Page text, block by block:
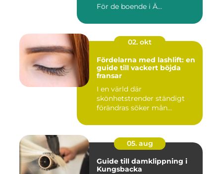
För de boende i Ä...
02. okt
Fördelarna med lashlift: en
guide till vackert böjda
fransar
I en värld där
skönhetstrender ständigt
förändras söker mån...
05. aug
Guide till damklippning i
Kungsbacka